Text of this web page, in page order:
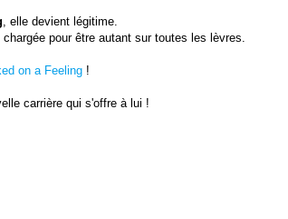
, elle devient légitime.
pour être autant sur toutes les lèvres.
on a Feeling!
carrière qui s'offre à lui !